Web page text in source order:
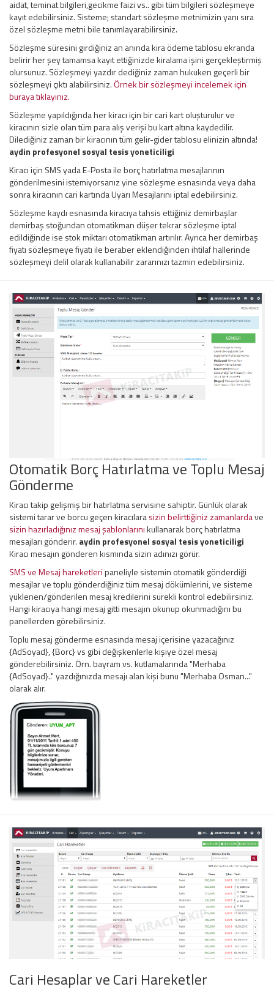
aidat, teminat bilgileri,gecikme faizi vs.. gibi tüm bilgileri sözleşmeye
kayıt edebilirsiniz. Sisteme; standart sözleşme metnimizin yanı sıra
özel sözleşme metni bile tanımlayarabilirsiniz.
Sözleşme süresini girdiğiniz an anında kira ödeme tablosu ekranda
belirir her şey tamamsa kayıt ettiğinizde kiralama işini gerçekleştirmiş
olursunuz. Sözleşmeyi yazdır dediğiniz zaman hukuken geçerli bir
sözleşmeyi çıktı alabilirsiniz.Örnek bir sözleşmeyi incelemek için
buraya tıklayınız.
Sözleşme yapıldığında her kiracı için bir cari kart oluşturulur ve
kiracının sizle olan tüm para alış verişi bu kart altına kaydedilir.
Dilediğiniz zaman bir kiracının tüm gelir-gider tablosu elinizin altında!
aydin profesyonel sosyal tesis yoneticiligi
Kiracı için SMS yada E-Posta ile borç hatırlatma mesajlarının
gönderilmesini istemiyorsanız yine sözleşme esnasında veya daha
sonra kiracının cari kartında Uyarı Mesajlarını iptal edebilirsiniz.
Sözleşme kaydı esnasında kiracıya tahsis ettiğiniz demirbaşlar
demirbaş stoğundan otomatikman düşer tekrar sözleşme iptal
edildiğinde ise stok miktarı otomatikman artırılır. Ayrıca her demirbaş
fiyatı sözleşmeye fiyatı ile beraber eklendiğinden ihtilaf hallerinde
sözleşmeyi delil olarak kullanabilir zararınızı tazmin edebilirsiniz.
Otomatik Borç Hatırlatma ve Toplu Mesaj
Gönderme
Kiracı takip gelişmiş bir hatırlatma servisine sahiptir. Günlük olarak
sistemi tarar ve borcu geçen kiracılarasizin belirttiğiniz zamanlardave
sizin hazırladığınız mesaj şablonlarınıkullanarak borç hatırlatma
mesajları gönderir. aydin profesyonel sosyal tesis yoneticiligi
Kiracı mesajın gönderen kısmında sizin adınızı görür.
SMS ve Mesaj hareketleripaneliyle sistemin otomatik gönderdiği
mesajlar ve toplu gönderdiğiniz tüm mesaj dökümlerini, ve sisteme
yüklenen/gönderilen mesaj kredilerini sürekli kontrol edebilirsiniz.
Hangi kiracıya hangi mesaj gitti mesajın okunup okunmadığını bu
panellerden görebilirsiniz.
Toplu mesaj gönderme esnasında mesaj içerisine yazacağınız
{AdSoyad}, {Borc} vs gibi değişkenlerle kişiye özel mesaj
gönderebilirsiniz. Örn. bayram vs. kutlamalarında "Merhaba
{AdSoyad}.." yazdığınızda mesajı alan kişi bunu "Merhaba Osman..."
olarak alır.
Cari Hesaplar ve Cari Hareketler